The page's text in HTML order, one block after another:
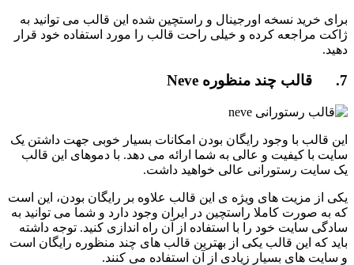
برای خرید نسخه اورجینال و راستچین شده این قالب می توانید به
ژاکت مراجعه کرده و خیلی راحت قالب را مورد استفاده خود قرار
دهید.
7. قالب چند منظوره Neve
این قالب با وجود رایگان بودن امکانات بسیار خوبی جهت داشتن یک
سایت با کیفیت و عالی به شما ارائه می دهد. با دموهای این قالب
یک سایت رستورانی عالی خواهید داشت.
یکی از مزیت های ویژه ی این قالب علاوه بر رایگان بودن، این است
که به صورت کاملا راستچین در ایران وجود دارد و شما می توانید به
سادگی سایت خود را با استفاده از آن راه اندازی کنید. توجه داشته
باید که این قالب یکی از بهترین قالب های چند منظوره رایگان است
و سایت های بسیار زیادی از آن استفاده می کنند.